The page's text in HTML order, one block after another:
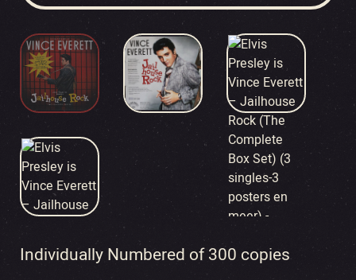
Individually Numbered of 300 copies